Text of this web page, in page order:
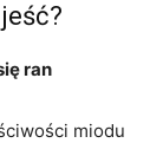
ran
miodu